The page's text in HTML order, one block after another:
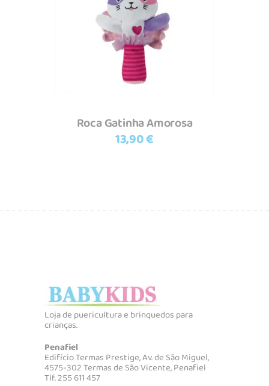
Adicionar
Roca Gatinha Amorosa
13,90€
Loja de puericultura e brinquedos para
crianças.
Penafiel
Edifício Termas Prestige, Av. de São Miguel,
4575-302 Termas de São Vicente, Penafiel
Tlf. 255 611 457